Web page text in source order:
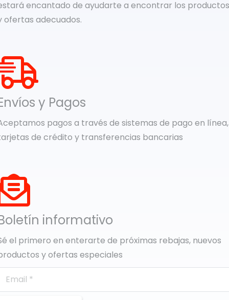
encantado de ayudarte a encontrar los
ofertas adecuados.
y Pagos
pagos a través de sistemas de pago en línea,
de crédito y transferencias bancarias
informativo
el primero en enterarte de próximas rebajas, nuevos
y ofertas especiales